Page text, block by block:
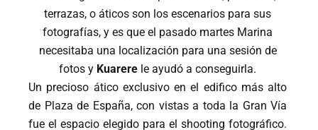
terrazas, o áticos son los escenarios para sus
fotografías, y es que el pasado martes Marina
necesitaba una localización para una sesión de
fotos y Kuarere le ayudó a conseguirla.
Un precioso ático exclusivo en el edifico más alto
de Plaza de España, con vistas a toda la Gran Vía
fue el espacio elegido para el shooting fotográfico.